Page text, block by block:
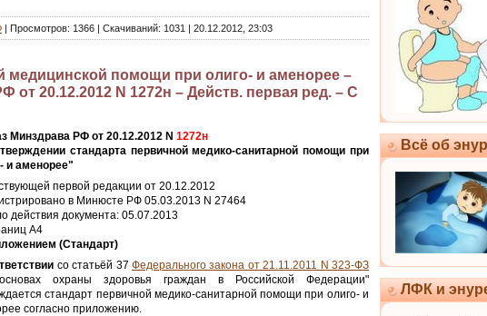
| Просмотров: 1366 | Скачиваний: 1031 | 20.12.2012, 23:03
медицинской помощи при олиго- и аменорее –
от 20.12.2012 N 1272н – Действ. первая ред. – С
Минздрава РФ от 20.12.2012 N 1272н
стандарта первичной медико-санитарной помощи при
и аменорее"
первой редакции от 20.12.2012
в Минюсте РФ 05.03.2013 N 27464
действия документа: 05.07.2013
А4
(Стандарт)
со статьёй 37Федерального закона от 21.11.2011 N 323-ФЗ
охраны здоровья граждан в Российской Федерации"
стандарт первичной медико-санитарной помощи при олиго- и
согласно приложению.
Всё об
ЛФК и